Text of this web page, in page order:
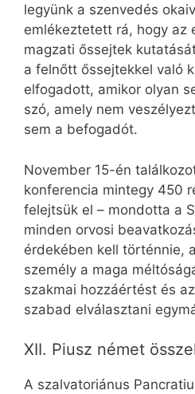
legyünk a szenvedés
emlékeztetett rá, hogy az
magzati őssejtek
a felnőtt őssejtekkel való
elfogadott, amikor olyan
szó, amely nem
sem a befogadót.
November 15-én
konferencia mintegy 450
felejtsük el – mondotta a
minden orvosi
érdekében kell történnie,
személy a maga
szakmai hozzáértést és
szabad elválasztani
XII. Piusz német
A szalvatoriánus